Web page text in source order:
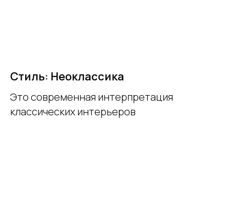
Стиль: Неоклассика
Это современная интерпретация
классических интерьеров